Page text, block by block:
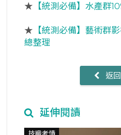
★ 【統測必備】水產群
★ 【統測必備】藝術群
總整理
返回
延伸閱讀